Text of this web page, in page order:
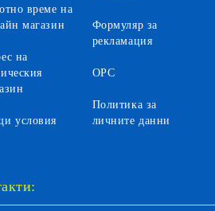
време на
магазин
на
условия
Формуляр за
рекламация
ОРС
Политика за
личните данни